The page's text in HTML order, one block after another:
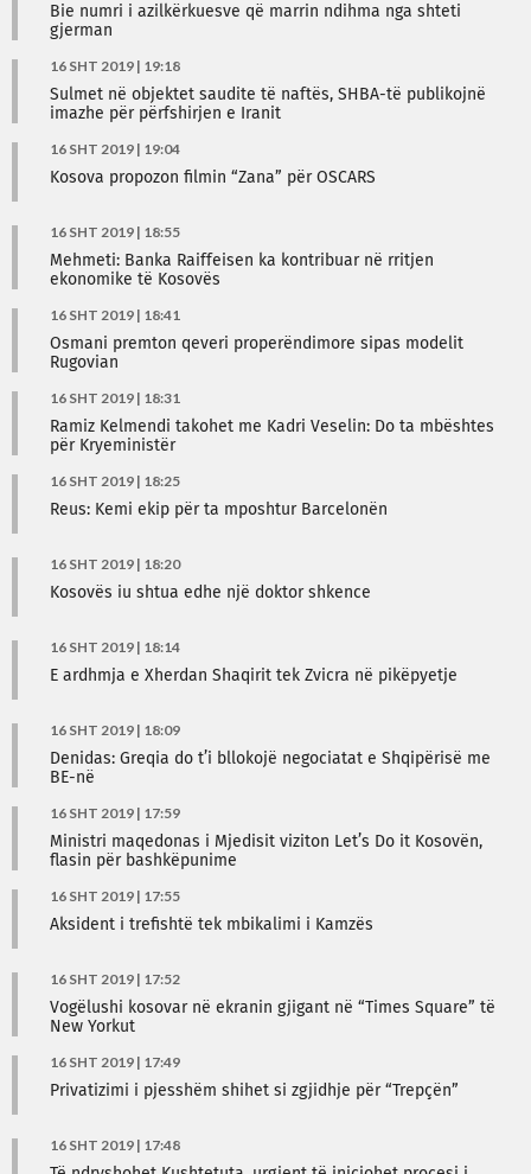
Bie numri i azilkërkuesve që marrin ndihma nga shteti
gjerman
16 SHT 2019 | 19:18
Sulmet në objektet saudite të naftës, SHBA-të publikojnë
imazhe për përfshirjen e Iranit
16 SHT 2019 | 19:04
Kosova propozon filmin “Zana” për OSCARS
16 SHT 2019 | 18:55
Mehmeti: Banka Raiffeisen ka kontribuar në rritjen
ekonomike të Kosovës
16 SHT 2019 | 18:41
Osmani premton qeveri properëndimore sipas modelit
Rugovian
16 SHT 2019 | 18:31
Ramiz Kelmendi takohet me Kadri Veselin: Do ta mbështes
për Kryeministër
16 SHT 2019 | 18:25
Reus: Kemi ekip për ta mposhtur Barcelonën
16 SHT 2019 | 18:20
Kosovës iu shtua edhe një doktor shkence
16 SHT 2019 | 18:14
E ardhmja e Xherdan Shaqirit tek Zvicra në pikëpyetje
16 SHT 2019 | 18:09
Denidas: Greqia do t’i bllokojë negociatat e Shqipërisë me
BE-në
16 SHT 2019 | 17:59
Ministri maqedonas i Mjedisit viziton Let’s Do it Kosovën,
flasin për bashkëpunime
16 SHT 2019 | 17:55
Aksident i trefishtë tek mbikalimi i Kamzës
16 SHT 2019 | 17:52
Vogëlushi kosovar në ekranin gjigant në “Times Square” të
New Yorkut
16 SHT 2019 | 17:49
Privatizimi i pjesshëm shihet si zgjidhje për “Trepçën”
16 SHT 2019 | 17:48